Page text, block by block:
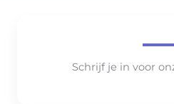
Schrijf je in voor